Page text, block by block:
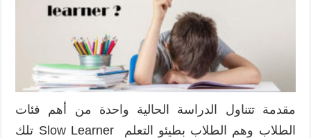
مقدمة تتناول الدراسة الحالية واحدة من أهم فئات
الطلاب وهم الطلاب بطيئو التعلم Slow Learner تلك